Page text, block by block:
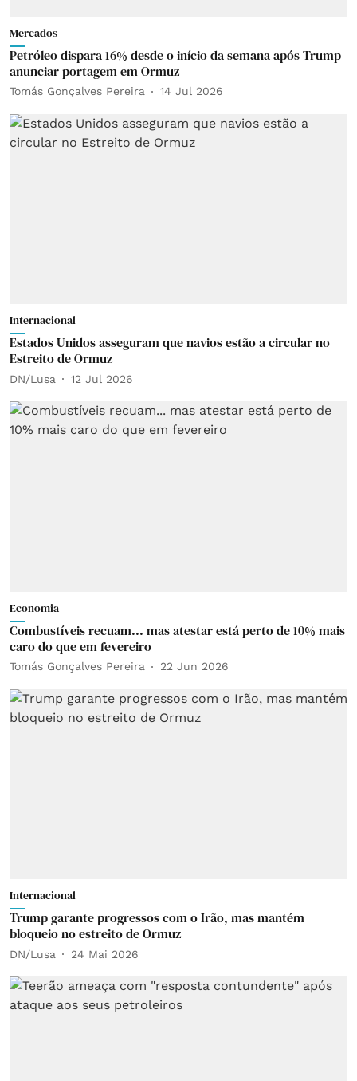
Mercados
Petróleo dispara 16% desde o início da semana após Trump
anunciar portagem em Ormuz
Tomás Gonçalves Pereira 14 Jul 2026
Internacional
Estados Unidos asseguram que navios estão a circular no
Estreito de Ormuz
DN/Lusa 12 Jul 2026
Economia
Combustíveis recuam... mas atestar está perto de 10% mais
caro do que em fevereiro
Tomás Gonçalves Pereira 22 Jun 2026
Internacional
Trump garante progressos com o Irão, mas mantém
bloqueio no estreito de Ormuz
DN/Lusa 24 Mai 2026